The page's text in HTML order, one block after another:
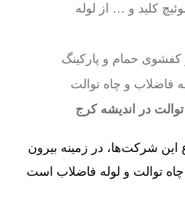
کلید و … از لوله
کفشوی حمام و پارکینگ
فاضلاب و چاه توالت
در اندیشه کرج
این شرکت‌ها، در زمینه بیرون
چاه توالت و لوله فاضلاب است